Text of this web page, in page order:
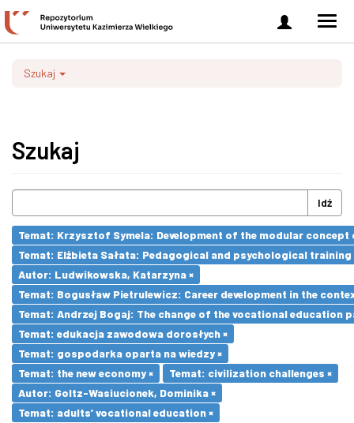
Zaloguj
się
Szukaj
Szukaj
Idź
Temat: Krzysztof Symela: Development of the modular concept
Temat: Elżbieta Sałata: Pedagogical and psychological
Autor: Ludwikowska, Katarzyna ×
Temat: Bogusław Pietrulewicz: Career development in the
Temat: Andrzej Bogaj: The change of the vocational education
Temat: edukacja zawodowa dorosłych ×
Temat: gospodarka oparta na wiedzy ×
Temat: the new economy ×
Temat: civilization challenges ×
Autor: Goltz-Wasiucionek, Dominika ×
Temat: adults’ vocational education ×